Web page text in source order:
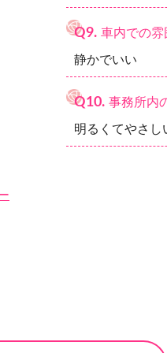
Q9. 車内での雰
静かでいい
Q10. 事務所内
明るくてやさし